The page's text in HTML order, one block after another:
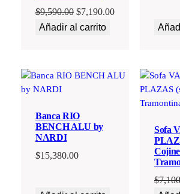
$9,590.00 El
precio
$9,590.00.
$7,190.00El
$7,190.00.
Añadir al carrito
Banca RIO
BENCH ALU by
NARDI
$15,380.00
Sofa
$